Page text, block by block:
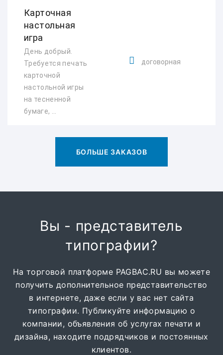
Карточная
настольная
игра
День добрый.
Требуется печать
карточной
настольной игры
на тесненной
бумаге, ...
договорная
БОЛЬШЕ ЗАКАЗОВ
Вы - представитель
типографии?
На торговой платформе PAGBAC.RU вы можете
получить дополнительное представительство
в интернете, даже если у вас нет сайта
типографии. Публикуйте информацию о
компании, объявления об услугах печати и
дизайна, находите подрядчиков и постоянных
клиентов.